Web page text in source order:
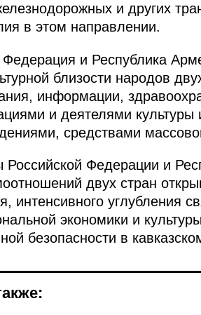
и других
в этом направлении.
Федерация и Республика
близости народов
информации,
и деятелями культуры
средствами
Российской Федерации и
двух стран
интенсивного углубления
экономики и
безопасности в